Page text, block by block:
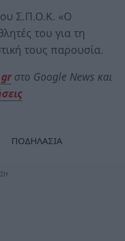
Σ.Π.Ο.Κ. «Ο
του για τη
τους παρουσία.
στο Google News και
ΠΟΔΗΛΑΣΙΑ